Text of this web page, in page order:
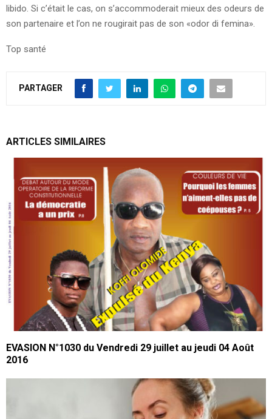
libido. Si c’était le cas, on s’accommoderait mieux des odeurs de
son partenaire et l’on ne rougirait pas de son «odor di femina».
Top santé
PARTAGER
ARTICLES SIMILAIRES
EVASION N°1030 du Vendredi 29 juillet au jeudi 04 Août
2016